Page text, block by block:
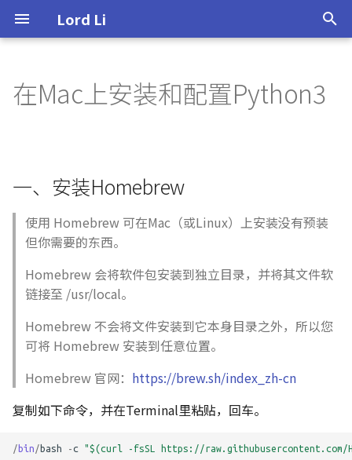
Lord Li
a
s
e
a
About
Skills
Contact me
0.Introduction
2.Orientation
3.Requirement
5.Ingenuity
6.Crisis
7.Cooperate
8.Commercialization
9.(Summary)
项目执行的优先级
应对风险
获得相关方支持
规划管理项目进度
质量之殇
范围蔓延
项目整合管理
项目采购
一、安装Homebrew
很慢)
三、替换brew源
五、修改Mac默认为Python3
六、安装pip3
七、临时修改国内源
八、永久替换成国内源
九、安装Spyder IDE环境（需
R语言的安装
读懂回归结果
在Mac上安装和配置Python3
一、安装Homebrew
使用 Homebrew 可在Mac（或Linux）上安装没有预装
但你需要的东西。
Homebrew 会将软件包安装到独立目录，并将其文件软
链接至 /usr/local。
Homebrew 不会将文件安装到它本身目录之外，所以您
可将 Homebrew 安装到任意位置。
Homebrew 官网： https://brew.sh/index_zh-cn
复制如下命令，并在Terminal里粘贴，回车。
/ bin / bash -c "$(curl -fsSL https://